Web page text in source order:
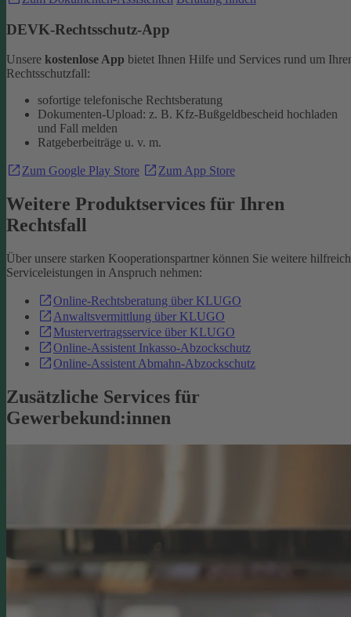
DEVK-Rechtsschutz-App
Unsere kostenlose App bietet Ihnen Hilfe und Services rund um
Rechtsschutzfall:
sofortige telefonische Rechtsberatung
Dokumenten-Upload: z. B. Kfz-Bußgeldbescheid hochladen
und Fall melden
Ratgeberbeiträge u. v. m.
Zum Google Play Store Zum App Store
Weitere Produktservices für Ihren
Rechtsfall
Über unsere starken Kooperationspartner können Sie weitere
Serviceleistungen in Anspruch nehmen:
Online-Rechtsberatung über KLUGO
Anwaltsvermittlung über KLUGO
Mustervertragsservice über KLUGO
Online-Assistent Inkasso-Abzockschutz
Online-Assistent Abmahn-Abzockschutz
Zusätzliche Services für
Gewerbekund:innen